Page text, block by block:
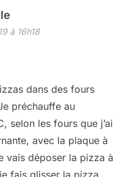
à 16h18
dans des fours
préchauffe au
selon les fours que j’ai
avec la plaque à
vais déposer la pizza à